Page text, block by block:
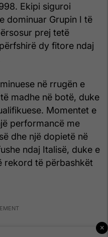
Ekipi siguroi
dominuar Grupin I të
prej tetë
dy fitore ndaj
në rrugën e
madhe në botë, duke
Momentet e
performancë me
dhe një dopietë në
ndaj Italisë, duke e
rekord të përbashkët
×